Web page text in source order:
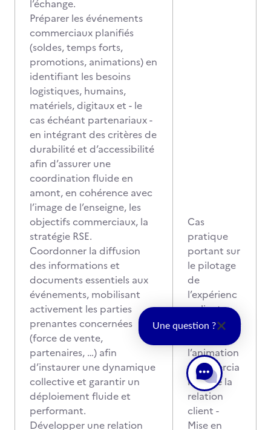
l’échange.
Préparer les événements
commerciaux planifiés
(soldes, temps forts,
promotions, animations) en
identifiant les besoins
logistiques, humains,
matériels, digitaux et - le
cas échéant partenariaux -
en intégrant des critères de
durabilité et d’accessibilité
afin d’assurer une
coordination fluide en
amont, en cohérence avec
l’image de l’enseigne, les
objectifs commerciaux, la
stratégie RSE.
Coordonner la diffusion
des informations et
documents essentiels aux
événements, mobilisant
activement les parties
prenantes concernées
(force de vente,
partenaires, …) afin
d’instaurer une dynamique
collective et garantir un
déploiement fluide et
performant.
Développer une relation
Cas
pratique
portant sur
le pilotage
de
l’expérienc
e client
omnicanale
l’animation
commercia
le et de la
relation
client -
Mise en
Une question ?